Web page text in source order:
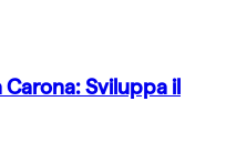
Carona: Sviluppa il